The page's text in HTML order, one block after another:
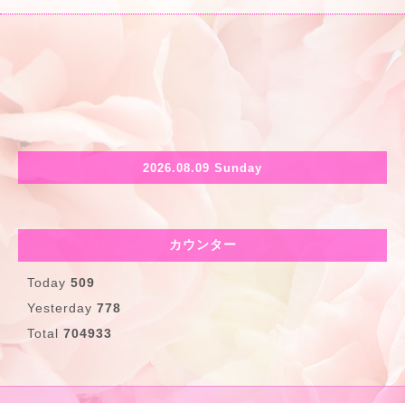
2026.08.09 Sunday
カウンター
Today 509
Yesterday 778
Total 704933